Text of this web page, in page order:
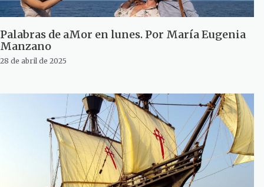
Palabras de aMor en lunes. Por María Eugenia
Manzano
28 de abril de 2025